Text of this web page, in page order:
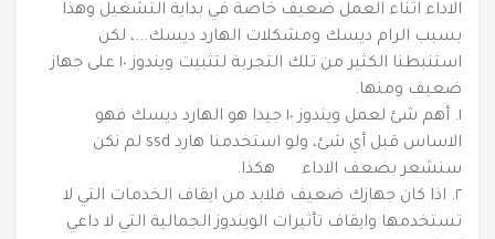
الاداء اثناء العمل ضعيف خاصة في بداية التشغيل وهذا
بسبب الرام ديسك ومشكلات الهارد ديسك...، لكن
استنبطنا الكثير من تلك التجربة لتثبيت ويندوز ١٠ على جهاز
ضعيف ومنها.
١. أهم شئ لعمل ويندوز ١٠ جيدا هو الهارد ديسك فهو
الاساس قبل أي شئ، ولو استخدمنا هارد ssd لم نكن
سنشعر بضعف الاداء هكذا.
٢. اذا كان جهازك ضعيف فلابد من ايقاف الخدمات التي لا
تستخدمها وايقاف تأثيرات الويندوز الجمالية التي لا داعي